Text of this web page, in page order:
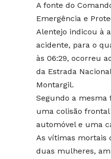
A fonte do
Emergência e
Alentejo indicou à
acidente, para o
às 06:29, ocorreu
da Estrada
Montargil.
Segundo a
uma colisão
automóvel e uma
As vítimas mortais
duas mulheres,